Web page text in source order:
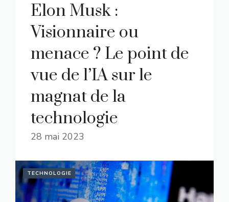
Elon Musk :
Visionnaire ou
menace ? Le point de
vue de l’IA sur le
magnat de la
technologie
28 mai 2023
TECHNOLOGIE